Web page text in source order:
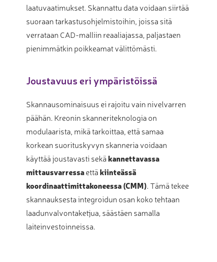
laatuvaatimukset. Skannattu data voidaan siirtää
suoraan tarkastusohjelmistoihin, joissa sitä
verrataan CAD-malliin reaaliajassa, paljastaen
pienimmätkin poikkeamat välittömästi.
Joustavuus eri ympäristöissä
Skannausominaisuus ei rajoitu vain nivelvarren
päähän. Kreonin skanneriteknologia on
modulaarista, mikä tarkoittaa, että samaa
korkean suorituskyvyn skanneria voidaan
käyttää joustavasti sekäkannettavassa
mittausvarressaettäkiinteässä
koordinaattimittakoneessa (CMM). Tämä tekee
skannauksesta integroidun osan koko tehtaan
laadunvalvontaketjua, säästäen samalla
laiteinvestoinneissa.